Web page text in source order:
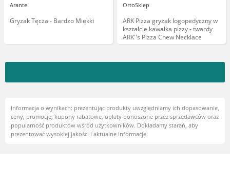
Arante
Gryzak Tęcza - Bardzo Miękki
OrtoSklep
ARK Pizza gryzak logopedyczny w
kształcie kawałka pizzy - twardy
ARK''s Pizza Chew Necklace
Informacja o wynikach: prezentując produkty uwzględniamy ich dopasowanie,
ceny, promocje, kupony rabatowe, opłaty ponoszone przez sprzedawców oraz
popularność produktów wśród użytkowników. Dokładamy starań, aby
prezentować wysokiej jakości i aktualne informacje.